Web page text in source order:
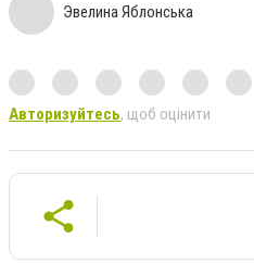
Эвелина Яблонська
Авторизуйтесь, щоб оцінити